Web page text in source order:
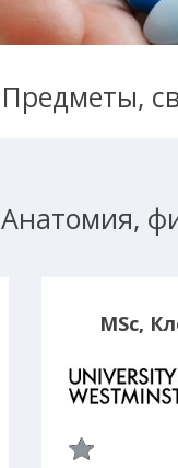
Предметы,
Анатомия,
MSc,